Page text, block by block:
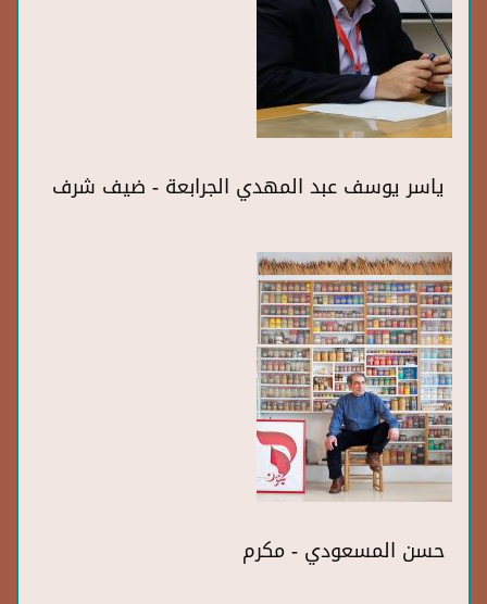
ياسر يوسف عبد المهدي الجرابعة - ضيف شرف
حسن المسعودي - مكرم